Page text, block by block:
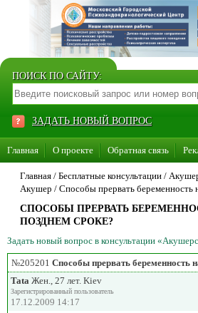
ПОИСК ПО САЙТУ:
ЗАДАТЬ НОВЫЙ ВОПРОС
Главная О проекте Обратная связь
Стать консультантом нашего сайта
Главная / Бесплатные консультации /
Акушер / Способы прервать беременность
СПОСОБЫ ПРЕРВАТЬ
ПОЗДНЕМ СРОКЕ?
Задать новый вопрос в консультации
№205201 Способы прервать беременность
Tata Жен., 27 лет. Kiev
Зарегистрированный пользователь
17.12.2009 14:17